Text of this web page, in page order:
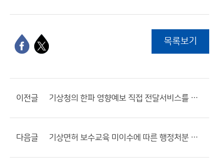
목록보기
이전글 기상청의 한파 영향예보 직접 전달서비스를 신청하세요!
다음글 기상면허 보수교육 미이수에 따른 행정처분 사전통지(청문실시통지)